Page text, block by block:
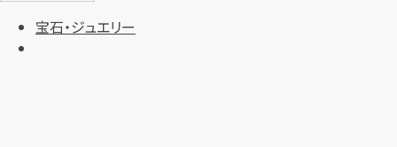
宝石・ジュエリー